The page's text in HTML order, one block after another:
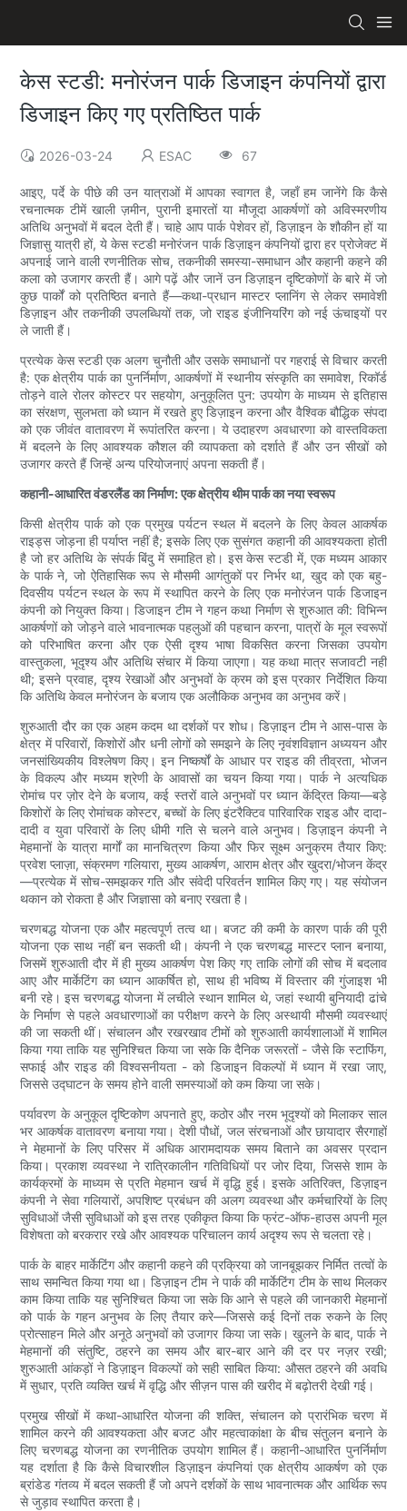
केस स्टडी: मनोरंजन पार्क डिजाइन कंपनियों द्वारा
डिजाइन किए गए प्रतिष्ठित पार्क
2026-03-24 ESAC 67
आइए, पर्दे के पीछे की उन यात्राओं में आपका स्वागत है, जहाँ हम जानेंगे कि कैसे
रचनात्मक टीमें खाली ज़मीन, पुरानी इमारतों या मौजूदा आकर्षणों को अविस्मरणीय
अतिथि अनुभवों में बदल देती हैं। चाहे आप पार्क पेशेवर हों, डिज़ाइन के शौकीन हों या
जिज्ञासु यात्री हों, ये केस स्टडी मनोरंजन पार्क डिज़ाइन कंपनियों द्वारा हर प्रोजेक्ट में
अपनाई जाने वाली रणनीतिक सोच, तकनीकी समस्या-समाधान और कहानी कहने की
कला को उजागर करती हैं। आगे पढ़ें और जानें उन डिज़ाइन दृष्टिकोणों के बारे में जो
कुछ पार्कों को प्रतिष्ठित बनाते हैं—कथा-प्रधान मास्टर प्लानिंग से लेकर समावेशी
डिज़ाइन और तकनीकी उपलब्धियों तक, जो राइड इंजीनियरिंग को नई ऊंचाइयों पर
ले जाती हैं।
प्रत्येक केस स्टडी एक अलग चुनौती और उसके समाधानों पर गहराई से विचार करती
है: एक क्षेत्रीय पार्क का पुनर्निर्माण, आकर्षणों में स्थानीय संस्कृति का समावेश, रिकॉर्ड
तोड़ने वाले रोलर कोस्टर पर सहयोग, अनुकूलित पुन: उपयोग के माध्यम से इतिहास
का संरक्षण, सुलभता को ध्यान में रखते हुए डिज़ाइन करना और वैश्विक बौद्धिक संपदा
को एक जीवंत वातावरण में रूपांतरित करना। ये उदाहरण अवधारणा को वास्तविकता
में बदलने के लिए आवश्यक कौशल की व्यापकता को दर्शाते हैं और उन सीखों को
उजागर करते हैं जिन्हें अन्य परियोजनाएं अपना सकती हैं।
कहानी-आधारित वंडरलैंड का निर्माण: एक क्षेत्रीय थीम पार्क का नया स्वरूप
किसी क्षेत्रीय पार्क को एक प्रमुख पर्यटन स्थल में बदलने के लिए केवल आकर्षक
राइड्स जोड़ना ही पर्याप्त नहीं है; इसके लिए एक सुसंगत कहानी की आवश्यकता होती
है जो हर अतिथि के संपर्क बिंदु में समाहित हो। इस केस स्टडी में, एक मध्यम आकार
के पार्क ने, जो ऐतिहासिक रूप से मौसमी आगंतुकों पर निर्भर था, खुद को एक बहु-
दिवसीय पर्यटन स्थल के रूप में स्थापित करने के लिए एक मनोरंजन पार्क डिजाइन
कंपनी को नियुक्त किया। डिजाइन टीम ने गहन कथा निर्माण से शुरुआत की: विभिन्न
आकर्षणों को जोड़ने वाले भावनात्मक पहलुओं की पहचान करना, पात्रों के मूल स्वरूपों
को परिभाषित करना और एक ऐसी दृश्य भाषा विकसित करना जिसका उपयोग
वास्तुकला, भूदृश्य और अतिथि संचार में किया जाएगा। यह कथा मात्र सजावटी नहीं
थी; इसने प्रवाह, दृश्य रेखाओं और अनुभवों के क्रम को इस प्रकार निर्देशित किया
कि अतिथि केवल मनोरंजन के बजाय एक अलौकिक अनुभव का अनुभव करें।
शुरुआती दौर का एक अहम कदम था दर्शकों पर शोध। डिज़ाइन टीम ने आस-पास के
क्षेत्र में परिवारों, किशोरों और धनी लोगों को समझने के लिए नृवंशविज्ञान अध्ययन और
जनसांख्यिकीय विश्लेषण किए। इन निष्कर्षों के आधार पर राइड की तीव्रता, भोजन
के विकल्प और मध्यम श्रेणी के आवासों का चयन किया गया। पार्क ने अत्यधिक
रोमांच पर ज़ोर देने के बजाय, कई स्तरों वाले अनुभवों पर ध्यान केंद्रित किया—बड़े
किशोरों के लिए रोमांचक कोस्टर, बच्चों के लिए इंटरैक्टिव पारिवारिक राइड और दादा-
दादी व युवा परिवारों के लिए धीमी गति से चलने वाले अनुभव। डिज़ाइन कंपनी ने
मेहमानों के यात्रा मार्गों का मानचित्रण किया और फिर सूक्ष्म अनुक्रम तैयार किए:
प्रवेश प्लाज़ा, संक्रमण गलियारा, मुख्य आकर्षण, आराम क्षेत्र और खुदरा/भोजन केंद्र
—प्रत्येक में सोच-समझकर गति और संवेदी परिवर्तन शामिल किए गए। यह संयोजन
थकान को रोकता है और जिज्ञासा को बनाए रखता है।
चरणबद्ध योजना एक और महत्वपूर्ण तत्व था। बजट की कमी के कारण पार्क की पूरी
योजना एक साथ नहीं बन सकती थी। कंपनी ने एक चरणबद्ध मास्टर प्लान बनाया,
जिसमें शुरुआती दौर में ही मुख्य आकर्षण पेश किए गए ताकि लोगों की सोच में बदलाव
आए और मार्केटिंग का ध्यान आकर्षित हो, साथ ही भविष्य में विस्तार की गुंजाइश भी
बनी रहे। इस चरणबद्ध योजना में लचीले स्थान शामिल थे, जहां स्थायी बुनियादी ढांचे
के निर्माण से पहले अवधारणाओं का परीक्षण करने के लिए अस्थायी मौसमी व्यवस्थाएं
की जा सकती थीं। संचालन और रखरखाव टीमों को शुरुआती कार्यशालाओं में शामिल
किया गया ताकि यह सुनिश्चित किया जा सके कि दैनिक जरूरतों - जैसे कि स्टाफिंग,
सफाई और राइड की विश्वसनीयता - को डिजाइन विकल्पों में ध्यान में रखा जाए,
जिससे उद्घाटन के समय होने वाली समस्याओं को कम किया जा सके।
पर्यावरण के अनुकूल दृष्टिकोण अपनाते हुए, कठोर और नरम भूदृश्यों को मिलाकर साल
भर आकर्षक वातावरण बनाया गया। देशी पौधों, जल संरचनाओं और छायादार सैरगाहों
ने मेहमानों के लिए परिसर में अधिक आरामदायक समय बिताने का अवसर प्रदान
किया। प्रकाश व्यवस्था ने रात्रिकालीन गतिविधियों पर जोर दिया, जिससे शाम के
कार्यक्रमों के माध्यम से प्रति मेहमान खर्च में वृद्धि हुई। इसके अतिरिक्त, डिज़ाइन
कंपनी ने सेवा गलियारों, अपशिष्ट प्रबंधन की अलग व्यवस्था और कर्मचारियों के लिए
सुविधाओं जैसी सुविधाओं को इस तरह एकीकृत किया कि फ्रंट-ऑफ-हाउस अपनी मूल
विशेषता को बरकरार रखे और आवश्यक परिचालन कार्य अदृश्य रूप से चलता रहे।
पार्क के बाहर मार्केटिंग और कहानी कहने की प्रक्रिया को जानबूझकर निर्मित तत्वों के
साथ समन्वित किया गया था। डिज़ाइन टीम ने पार्क की मार्केटिंग टीम के साथ मिलकर
काम किया ताकि यह सुनिश्चित किया जा सके कि आने से पहले की जानकारी मेहमानों
को पार्क के गहन अनुभव के लिए तैयार करे—जिससे कई दिनों तक रुकने के लिए
प्रोत्साहन मिले और अनूठे अनुभवों को उजागर किया जा सके। खुलने के बाद, पार्क ने
मेहमानों की संतुष्टि, ठहरने का समय और बार-बार आने की दर पर नज़र रखी;
शुरुआती आंकड़ों ने डिज़ाइन विकल्पों को सही साबित किया: औसत ठहरने की अवधि
में सुधार, प्रति व्यक्ति खर्च में वृद्धि और सीज़न पास की खरीद में बढ़ोतरी देखी गई।
प्रमुख सीखों में कथा-आधारित योजना की शक्ति, संचालन को प्रारंभिक चरण में
शामिल करने की आवश्यकता और बजट और महत्वाकांक्षा के बीच संतुलन बनाने के
लिए चरणबद्ध योजना का रणनीतिक उपयोग शामिल हैं। कहानी-आधारित पुनर्निर्माण
यह दर्शाता है कि कैसे विचारशील डिज़ाइन कंपनियां एक क्षेत्रीय आकर्षण को एक
ब्रांडेड गंतव्य में बदल सकती हैं जो अपने दर्शकों के साथ भावनात्मक और आर्थिक रूप
से जुड़ाव स्थापित करता है।